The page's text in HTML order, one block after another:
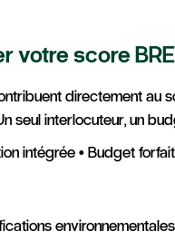
votre score
directement au
seul interlocuteur, un
intégrée • Budget